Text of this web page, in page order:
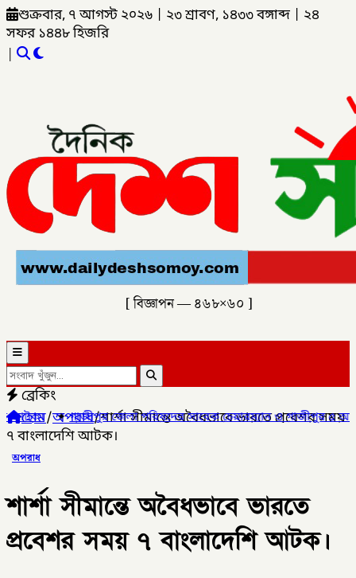
শুক্রবার, ৭ আগস্ট ২০২৬ ২৩ শ্রাবণ, ১৪৩৩ বঙ্গাব্দ
২৪
সফর ১৪৪৮ হিজরি
|
[ বিজ্ঞাপন — ৪৬৮×৬০ ]
ব্রেকিং
জেলা পরিষদের সাবেক চেয়ারম্যান ও গাজীপুর ৫ আসনের সাবেক
হোম/অপরাধ/শার্শা সীমান্তে অবৈধভাবে ভারতে প্রবেশর সময়
৭ বাংলাদেশি আটক।
অপরাধ
শার্শা সীমান্তে অবৈধভাবে ভারতে
প্রবেশর সময় ৭ বাংলাদেশি আটক।